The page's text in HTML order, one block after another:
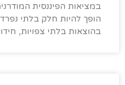
במציאות הפיננסית
הופך להיות חלק בלתי
בהוצאות בלתי צפויות,